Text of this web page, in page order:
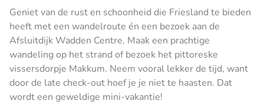
Geniet van de rust en schoonheid die Friesland te bieden
heeft met een wandelroute én een bezoek aan de
Afsluitdijk Wadden Centre. Maak een prachtige
wandeling op het strand of bezoek het pittoreske
vissersdorpje Makkum. Neem vooral lekker de tijd, want
door de late check-out hoef je je niet te haasten. Dat
wordt een geweldige mini-vakantie!